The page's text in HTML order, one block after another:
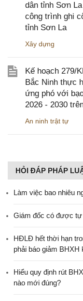
dân tỉnh Sơn
công trình ghi
tỉnh Sơn La
Xây dựng
Kế hoạch 279/
Bắc Ninh thực
ứng phó với
2026 - 2030
An ninh trật tự
HỎI ĐÁP PHÁP
Làm việc bao nhiêu
Giám đốc có được
HĐLĐ hết thời hạn
phải báo giảm BHXH
Hiểu quy định rút
nào mới đúng?